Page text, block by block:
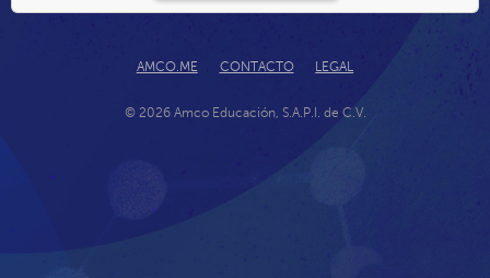
AMCO.ME CONTACTO LEGAL
© 2026 Amco Educación, S.A.P.I. de C.V.